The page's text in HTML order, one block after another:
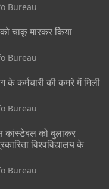
Bureau
चाकू मारकर किया
Bureau
के कर्मचारी की कमरे में मिली
Bureau
को बुलाकर
विश्वविद्यालय के
Bureau